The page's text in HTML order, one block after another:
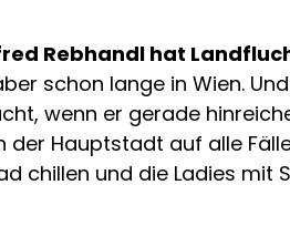
Rebhandl hat
schon lange in Wien.
wenn er gerade
der Hauptstadt auf alle
chillen und die Ladies mit